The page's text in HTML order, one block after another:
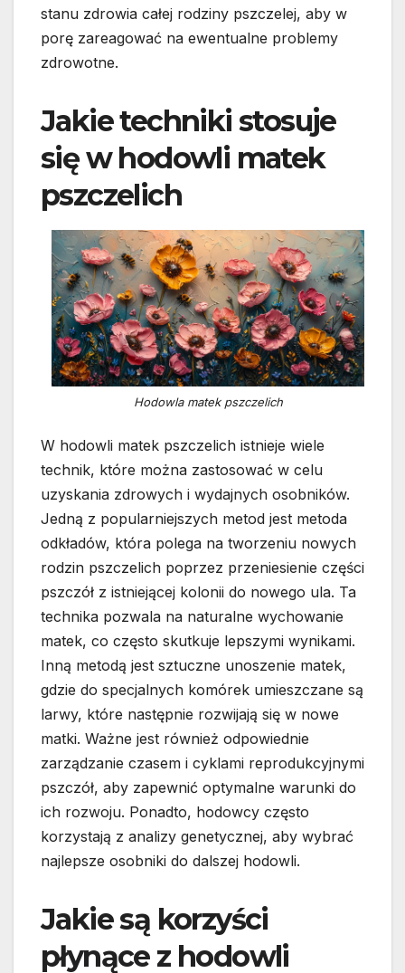
stanu zdrowia całej rodziny pszczelej, aby w
porę zareagować na ewentualne problemy
zdrowotne.
Jakie techniki stosuje
się w hodowli matek
pszczelich
Hodowla matek pszczelich
W hodowli matek pszczelich istnieje wiele
technik, które można zastosować w celu
uzyskania zdrowych i wydajnych osobników.
Jedną z popularniejszych metod jest metoda
odkładów, która polega na tworzeniu nowych
rodzin pszczelich poprzez przeniesienie części
pszczół z istniejącej kolonii do nowego ula. Ta
technika pozwala na naturalne wychowanie
matek, co często skutkuje lepszymi wynikami.
Inną metodą jest sztuczne unoszenie matek,
gdzie do specjalnych komórek umieszczane są
larwy, które następnie rozwijają się w nowe
matki. Ważne jest również odpowiednie
zarządzanie czasem i cyklami reprodukcyjnymi
pszczół, aby zapewnić optymalne warunki do
ich rozwoju. Ponadto, hodowcy często
korzystają z analizy genetycznej, aby wybrać
najlepsze osobniki do dalszej hodowli.
Jakie są korzyści
płynące z hodowli